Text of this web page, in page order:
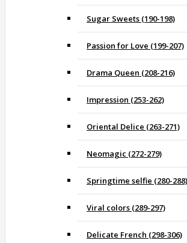
Sugar Sweets (190-198)
Passion for Love (199-207)
Drama Queen (208-216)
Impression (253-262)
Oriental Delice (263-271)
Neomagic (272-279)
Springtime selfie (280-288)
Viral colors (289-297)
Delicate French (298-306)